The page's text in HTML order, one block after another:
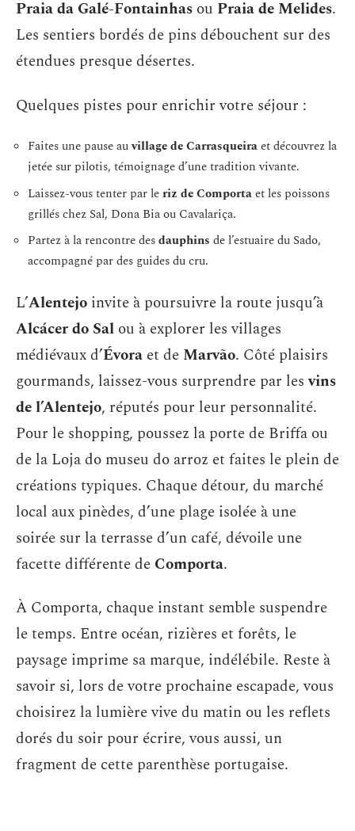
Praia da Galé-Fontainhas ou Praia de Melides.
Les sentiers bordés de pins débouchent sur des
étendues presque désertes.
Quelques pistes pour enrichir votre séjour :
Faites une pause auvillage de Carrasqueiraet découvrez la
jetée sur pilotis, témoignage d’une tradition vivante.
Laissez-vous tenter par leriz de Comportaet les poissons
grillés chez Sal, Dona Bia ou Cavalariça.
Partez à la rencontre desdauphins de l’estuaire du Sado,
accompagné par des guides du cru.
L’Alentejo invite à poursuivre la route jusqu’à
Alcácer do Sal ou à explorer les villages
médiévaux d’Évora et de Marvão. Côté plaisirs
gourmands, laissez-vous surprendre par lesvins
de l’Alentejo, réputés pour leur personnalité.
Pour le shopping, poussez la porte de Briffa ou
de la Loja do museu do arroz et faites le plein de
créations typiques. Chaque détour, du marché
local aux pinèdes, d’une plage isolée à une
soirée sur la terrasse d’un café, dévoile une
facette différente de Comporta.
À Comporta, chaque instant semble suspendre
le temps. Entre océan, rizières et forêts, le
paysage imprime sa marque, indélébile. Reste à
savoir si, lors de votre prochaine escapade, vous
choisirez la lumière vive du matin ou les reflets
dorés du soir pour écrire, vous aussi, un
fragment de cette parenthèse portugaise.